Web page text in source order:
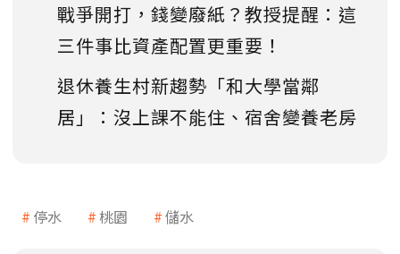
戰爭開打，錢變廢紙？教授提醒：這
三件事比資產配置更重要！
退休養生村新趨勢「和大學當鄰
居」：沒上課不能住、宿舍變養老房
停水 桃園 儲水